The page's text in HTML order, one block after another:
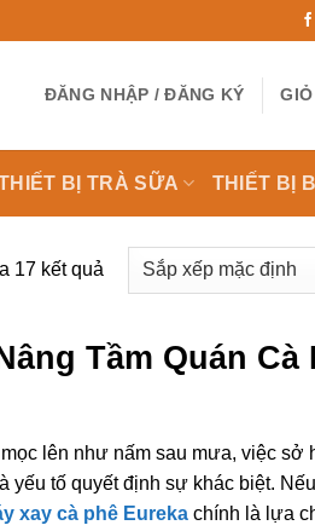
ĐĂNG NHẬP / ĐĂNG KÝ
BỊ TRÀ SỮA THIẾT BỊ
17 kết quả
Tầm Quán Cà
lên như nấm sau mưa, việc sở
yếu tố quyết định sự khác biệt.
xay cà phê Eurekachính là lựa